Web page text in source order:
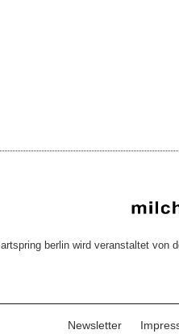
artspring berlin wird veranstaltet von
Newsletter